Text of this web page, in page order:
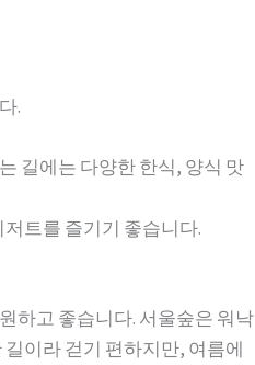
.
길에는 다양한 한식, 양식 맛
트를 즐기기 좋습니다.
하고 좋습니다. 서울숲은 워낙
이라 걷기 편하지만, 여름에